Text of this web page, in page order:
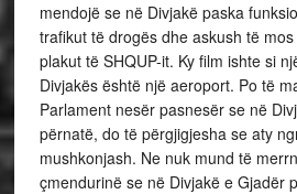
mendojë se në Divjakë paska
trafikut të drogës dhe askush të
plakut të SHQUP-it. Ky film ishte si
Divjakës është një aeroport. Po të
Parlament nesër pasnesër se në
përnatë, do të përgjigjesha se aty
mushkonjash. Ne nuk mund të
çmendurinë se në Divjakë e Gjadër